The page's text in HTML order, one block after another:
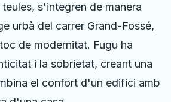
s'integren de manera
urbà del carrer Grand-Fossé,
de modernitat. Fugu ha
i la sobrietat, creant una
el confort d'un edifici amb